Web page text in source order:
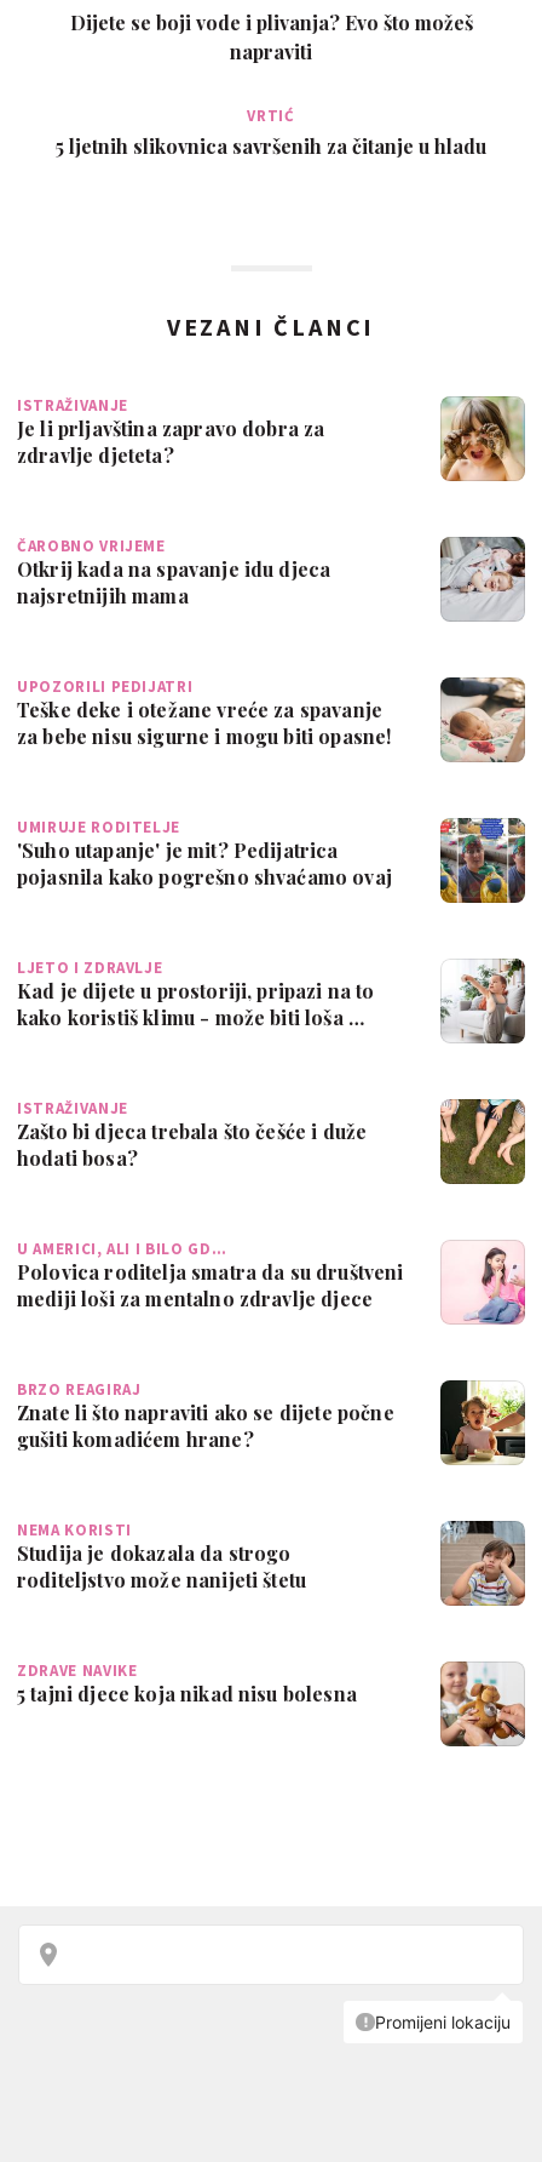
Dijete se boji vode i plivanja? Evo što možeš
napraviti
VRTIĆ
5 ljetnih slikovnica savršenih za čitanje u hladu
VEZANI ČLANCI
ISTRAŽIVANJE
Je li prljavština zapravo dobra za
zdravlje djeteta?
ČAROBNO VRIJEME
Otkrij kada na spavanje idu djeca
najsretnijih mama
UPOZORILI PEDIJATRI
Teške deke i otežane vreće za spavanje
za bebe nisu sigurne i mogu biti opasne!
UMIRUJE RODITELJE
'Suho utapanje' je mit? Pedijatrica
pojasnila kako pogrešno shvaćamo ovaj
LJETO I ZDRAVLJE
Kad je dijete u prostoriji, pripazi na to
kako koristiš klimu - može biti loša …
ISTRAŽIVANJE
Zašto bi djeca trebala što češće i duže
hodati bosa?
U AMERICI, ALI I BILO GD…
Polovica roditelja smatra da su društveni
mediji loši za mentalno zdravlje djece
BRZO REAGIRAJ
Znate li što napraviti ako se dijete počne
gušiti komadićem hrane?
NEMA KORISTI
Studija je dokazala da strogo
roditeljstvo može nanijeti štetu
ZDRAVE NAVIKE
5 tajni djece koja nikad nisu bolesna